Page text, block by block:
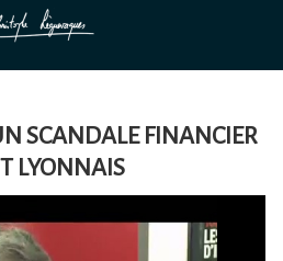
SCANDALE FINANCIER
LYONNAIS